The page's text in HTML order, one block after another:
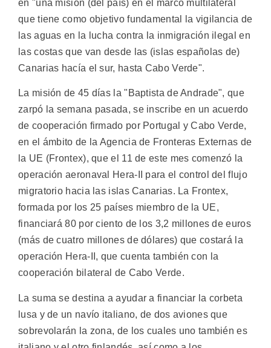
en "una misión (del país) en el marco multilateral
que tiene como objetivo fundamental la vigilancia de
las aguas en la lucha contra la inmigración ilegal en
las costas que van desde las (islas españolas de)
Canarias hacía el sur, hasta Cabo Verde".
La misión de 45 días la "Baptista de Andrade", que
zarpó la semana pasada, se inscribe en un acuerdo
de cooperación firmado por Portugal y Cabo Verde,
en el ámbito de la Agencia de Fronteras Externas de
la UE (Frontex), que el 11 de este mes comenzó la
operación aeronaval Hera-II para el control del flujo
migratorio hacia las islas Canarias. La Frontex,
formada por los 25 países miembro de la UE,
financiará 80 por ciento de los 3,2 millones de euros
(más de cuatro millones de dólares) que costará la
operación Hera-II, que cuenta también con la
cooperación bilateral de Cabo Verde.
La suma se destina a ayudar a financiar la corbeta
lusa y de un navío italiano, de dos aviones que
sobrevolarán la zona, de los cuales uno también es